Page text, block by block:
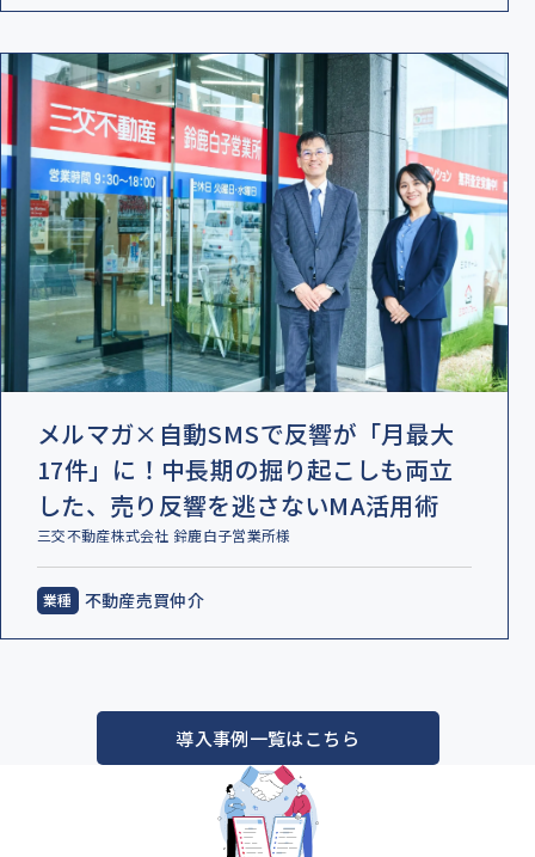
メルマガ×自動SMSで反響が「月最大
17件」に！中長期の掘り起こしも両立
した、売り反響を逃さないMA活用術
三交不動産株式会社 鈴鹿白子営業所様
不動産売買仲介
導入事例一覧はこちら